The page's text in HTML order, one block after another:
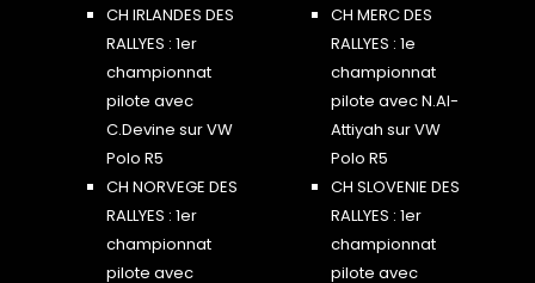
CH IRLANDES DES
RALLYES : 1er
championnat
pilote avec
C.Devine sur VW
Polo R5
CH MERC DES
RALLYES : 1e
championnat
pilote avec N.Al-
Attiyah sur VW
Polo R5
CH NORVEGE DES
RALLYES : 1er
championnat
pilote avec
CH SLOVENIE DES
RALLYES : 1er
championnat
pilote avec